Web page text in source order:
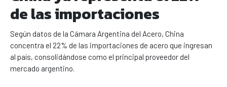
de las importaciones
Según datos de la Cámara Argentina del Acero, China
concentra el 22% de las importaciones de acero que ingresan
al país, consolidándose como el principal proveedor del
mercado argentino.